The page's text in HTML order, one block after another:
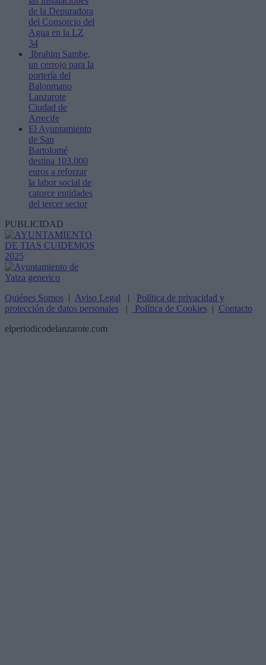
de la Depuradora
del Consorcio del
Agua en la LZ
34
Ibrahim Sambe,
un cerrojo para la
portería del
Balonmano
Lanzarote
Ciudad de
Arrecife
El Ayuntamiento
de San
Bartolomé
destina 103.000
euros a reforzar
la labor social de
catorce entidades
del tercer sector
PUBLICIDAD
Quiénes Somos | Aviso Legal | Política de privacidad y
protección de datos personales | Política de Cookies | Contacto
elperiodicodelanzarote.com